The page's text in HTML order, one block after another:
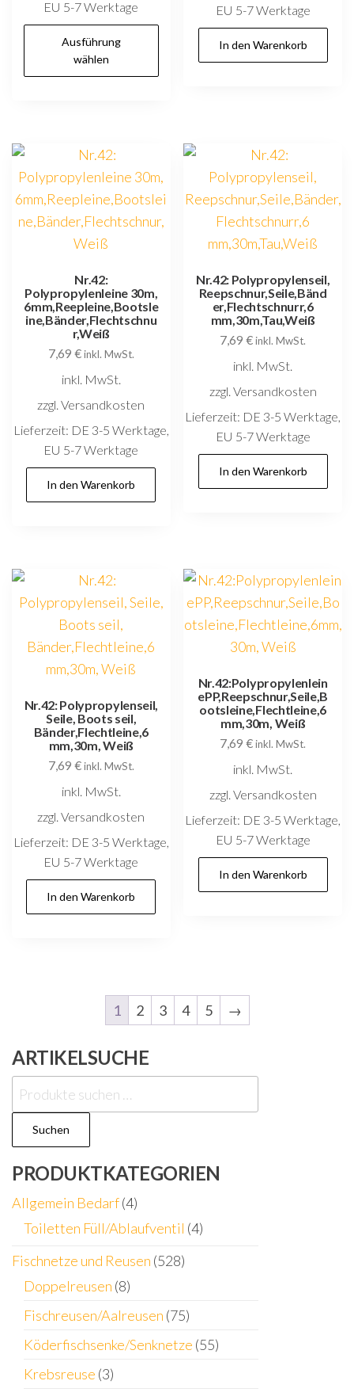
EU 5-7 Werktage
Ausführung
wählen
Dieses
auf.
Optionen
können
Produktseite
gewählt
werden
EU 5-7 Werktage
In den Warenkorb
Nr.42:
Polypropylenleine 30m,
6mm,Reepleine,Bootsle
ine,Bänder,Flechtschnu
r,Weiß
7,69 €inkl. MwSt.
inkl. MwSt.
zzgl. Versandkosten
Lieferzeit: DE 3-5 Werktage,
EU 5-7 Werktage
In den Warenkorb
Nr.42: Polypropylenseil,
Reepschnur,Seile,Bänd
er,Flechtschnurr,6
mm,30m,Tau,Weiß
7,69€inkl. MwSt.
inkl. MwSt.
zzgl. Versandkosten
Lieferzeit: DE 3-5 Werktage,
EU 5-7 Werktage
In den Warenkorb
Nr.42: Polypropylenseil,
Seile, Boots seil,
Bänder,Flechtleine,6
mm,30m, Weiß
7,69 €inkl. MwSt.
inkl. MwSt.
zzgl. Versandkosten
Lieferzeit: DE 3-5 Werktage,
EU 5-7 Werktage
In den Warenkorb
Nr.42:Polypropylenlein
ePP,Reepschnur,Seile,B
ootsleine,Flechtleine,6
mm,30m, Weiß
7,69€inkl. MwSt.
inkl. MwSt.
zzgl. Versandkosten
Lieferzeit: DE 3-5 Werktage,
EU 5-7 Werktage
In den Warenkorb
1 2 3 4 5 →
ARTIKELSUCHE
Suchen
nach:
Suchen
PRODUKTKATEGORIEN
Allgemein Bedarf(4)
Toiletten Füll/Ablaufventil (4)
Fischnetze und Reusen (528)
Doppelreusen (8)
Fischreusen/Aalreusen (75)
Köderfischsenke/Senknetze (55)
Krebsreuse (3)